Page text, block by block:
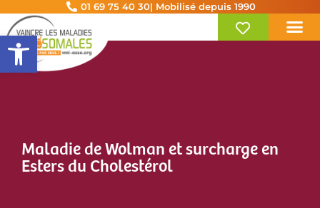
Ouvrir la barre d’outils
01 69 75 40 30| Mobilisé depuis 1990
Maladie de Wolman et surcharge en
Esters du Cholestérol